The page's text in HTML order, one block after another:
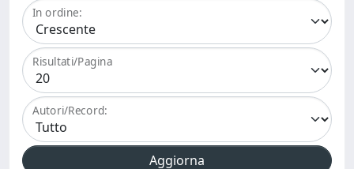
In ordine:
Risultati/Pagina
Autori/Record: